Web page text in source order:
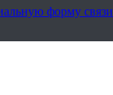
форму связи